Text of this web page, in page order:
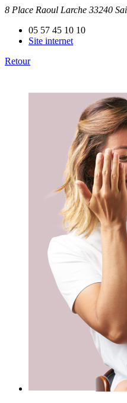
8 Place Raoul Larche 33240
05 57 45 10 10
Site internet
Retour